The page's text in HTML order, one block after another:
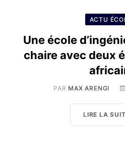
ACTU
Une école
chaire avec deux
PAR MAX ARENGI
LIRE LA